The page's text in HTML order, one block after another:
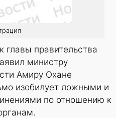
главы правительства
министру
Амиру Охане
изобилует ложными и
по отношению к